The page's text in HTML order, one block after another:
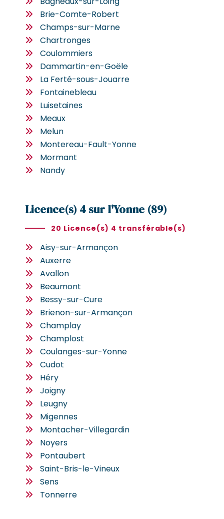
Brie-Comte-Robert
Champs-sur-Marne
Chartronges
Coulommiers
Dammartin-en-Goële
La Ferté-sous-Jouarre
Fontainebleau
Luisetaines
Meaux
Melun
Montereau-Fault-Yonne
Mormant
Nandy
Licence(s) 4 sur l'Yonne (89)
20 Licence(s) 4 transférable(s)
Aisy-sur-Armançon
Auxerre
Avallon
Beaumont
Bessy-sur-Cure
Brienon-sur-Armançon
Champlay
Champlost
Coulanges-sur-Yonne
Cudot
Héry
Joigny
Leugny
Migennes
Montacher-Villegardin
Noyers
Pontaubert
Saint-Bris-le-Vineux
Sens
Tonnerre